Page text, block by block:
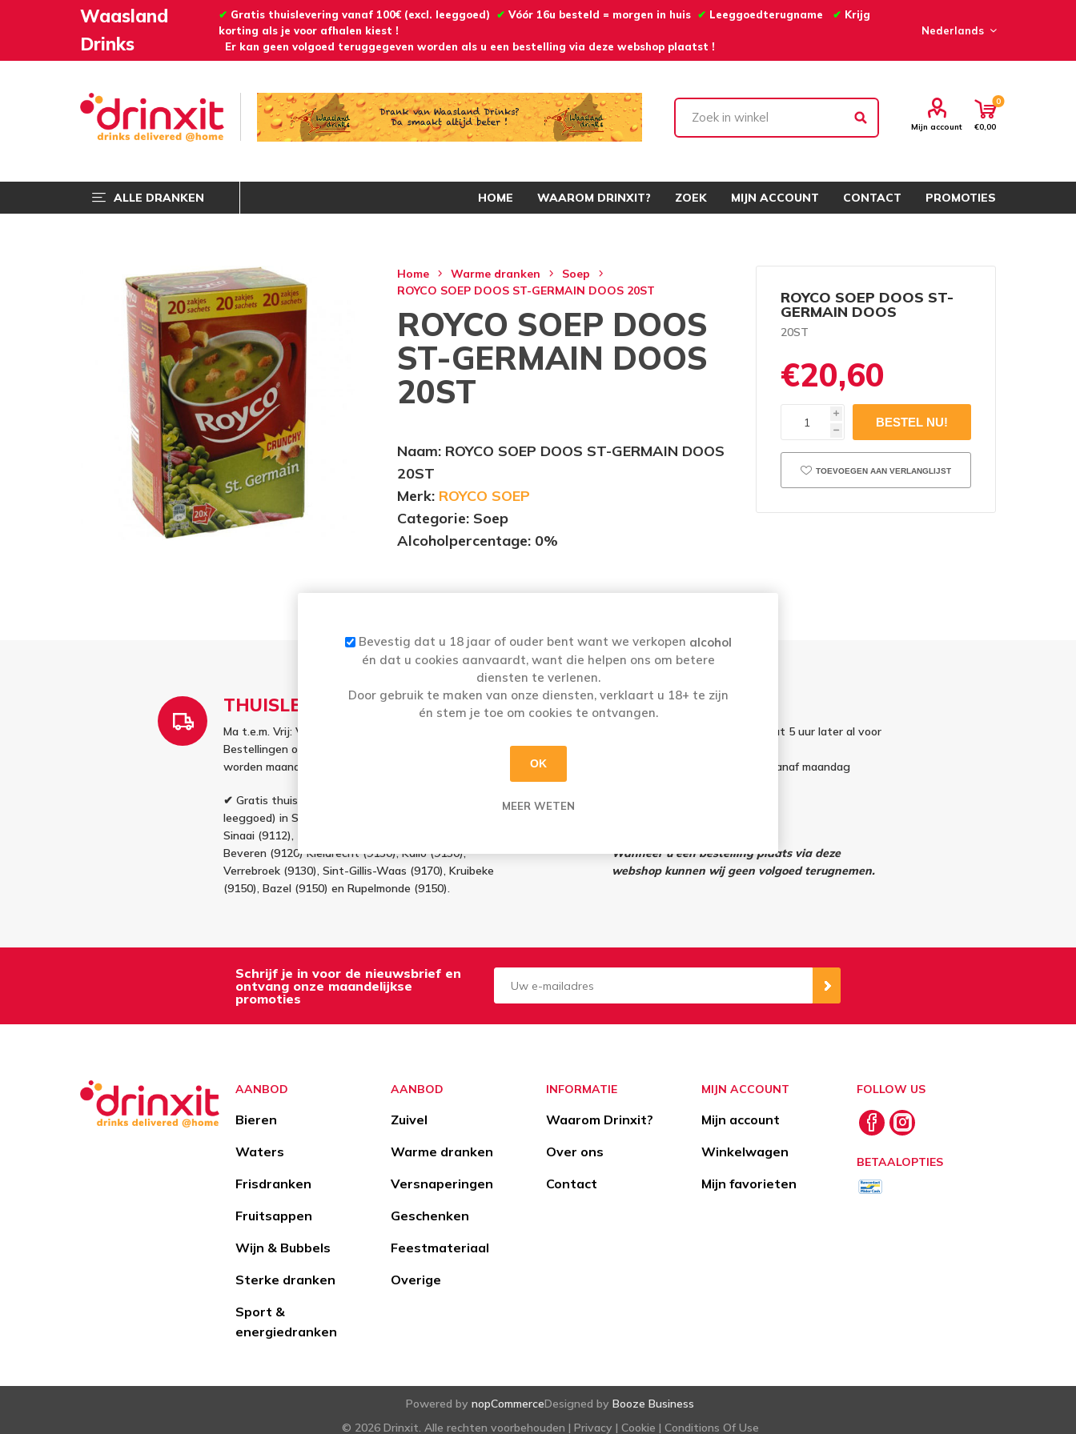
Waasland
Drinks
✔ Gratis thuislevering vanaf 100€ (excl. leeggoed) ✔ Vóór 16u besteld = morgen in huis ✔ Leeggoedterugname ✔ Krijg
korting als je voor afhalen kiest !
Er kan geen volgoed teruggegeven worden als u een bestelling via deze webshop plaatst !
Mijn account
0
€0,00
ALLE DRANKEN HOME WAAROM DRINXIT? ZOEK MIJN ACCOUNT CONTACT PROMOTIES
Home Warme dranken
Soep
ROYCO SOEP DOOS ST-GERMAIN DOOS 20ST
ROYCO SOEP DOOS
ST-GERMAIN DOOS
20ST
Naam: ROYCO SOEP DOOS ST-GERMAIN DOOS
20ST
Merk: ROYCO SOEP
Categorie: Soep
Alcoholpercentage: 0%
ROYCO SOEP DOOS ST-
GERMAIN DOOS
20ST
€20,60
i
h
TOEVOEGEN AAN VERLANGLIJST
THUISLEVERING:
Ma t.e.m. Vrij: Vóór 16u besteld = morgen in huis
Bestellingen op zaterdag en zondag (vóór 16u)
worden maandag geleverd
✔ Gratis thuislevering vanaf 100 euro (excl.
leeggoed) in Sint-Niklaas (9100), Belsele (9111),
Sinaai (9112), Temse (9140), Waasmunster (9250),
Beveren (9120) Kieldrecht (9130), Kallo (9130),
Verrebroek (9130), Sint-Gillis-Waas (9170), Kruibeke
(9150), Bazel (9150) en Rupelmonde (9150).
AFHALEN:
Ma t.e.m. Za: Uw bestelling staat 5 uur later al voor
Bestellingen op zondag kan u vanaf maandag
Wanneer u een bestelling plaats via deze
webshop kunnen wij geen volgoed terugnemen.
Schrijf je in voor de nieuwsbrief en
ontvang onze maandelijkse
promoties
AANBOD
Bieren
Waters
Frisdranken
Fruitsappen
Wijn & Bubbels
Sterke dranken
Sport &
energiedranken
AANBOD
Zuivel
Warme dranken
Versnaperingen
Geschenken
Feestmateriaal
Overige
INFORMATIE
Waarom Drinxit?
Over ons
Contact
MIJN ACCOUNT
Mijn account
Winkelwagen
Mijn favorieten
FOLLOW US
BETAALOPTIES
Powered by nopCommerceDesigned by Booze Business
© 2026 Drinxit. Alle rechten voorbehouden | Privacy | Cookie | Conditions Of Use
Bevestig dat u 18 jaar of ouder bent want we verkopen alcohol
én dat u cookies aanvaardt, want die helpen ons om betere
diensten te verlenen.
Door gebruik te maken van onze diensten, verklaart u 18+ te zijn
én stem je toe om cookies te ontvangen.
OK
MEER WETEN